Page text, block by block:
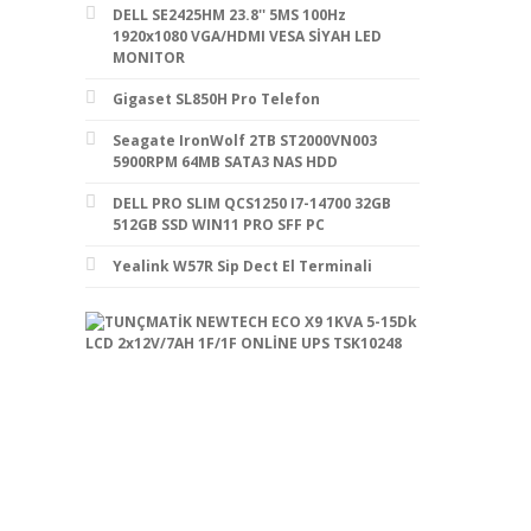
DELL SE2425HM 23.8'' 5MS 100Hz
1920x1080 VGA/HDMI VESA SİYAH LED
MONITOR
Gigaset SL850H Pro Telefon
Seagate IronWolf 2TB ST2000VN003
5900RPM 64MB SATA3 NAS HDD
DELL PRO SLIM QCS1250 I7-14700 32GB
512GB SSD WIN11 PRO SFF PC
Yealink W57R Sip Dect El Terminali